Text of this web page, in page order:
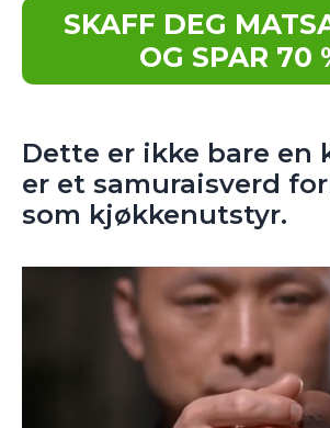
SKAFF DEG
OG SPAR 70
Dette er ikke bare en
er et samuraisverd
som kjøkkenutstyr.